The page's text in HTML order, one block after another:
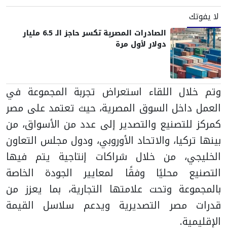
لا يفوتك
الصادرات المصرية تكسر حاجز الـ 6.5 مليار
دولار لأول مرة
وتم خلال اللقاء استعراض تجربة المجموعة في
العمل داخل السوق المصرية، حيث تعتمد على مصر
كمركز للتصنيع والتصدير إلى عدد من الأسواق، من
بينها تركيا، والاتحاد الأوروبي، ودول مجلس التعاون
الخليجي، من خلال شراكات إنتاجية يتم فيها
التصنيع محليًا وفقًا لمعايير الجودة الخاصة
بالمجموعة وتحت علامتها التجارية، بما يعزز من
قدرات مصر التصديرية ويدعم سلاسل القيمة
الإقليمية.